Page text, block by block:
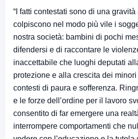
“I fatti contestati sono di una
colpiscono nel modo più vile i
nostra società: bambini di pochi
difendersi e di raccontare le
inaccettabile che luoghi deputati
protezione e alla crescita dei
contesti di paura e sofferenza.
e le forze dell’ordine per il lavoro
consentito di far emergere una
interrompere comportamenti che